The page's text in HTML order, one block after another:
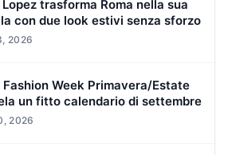
trasforma Roma nella sua
con due look estivi senza sforzo
2026
Fashion Week Primavera/Estate
un fitto calendario di settembre
2026